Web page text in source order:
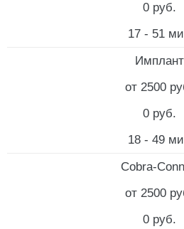
0 руб.
17 - 51
Имплант
от 2500
0 руб.
18 - 49
Cobra-
от 2500
0 руб.